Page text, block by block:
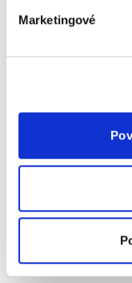
Marketingové